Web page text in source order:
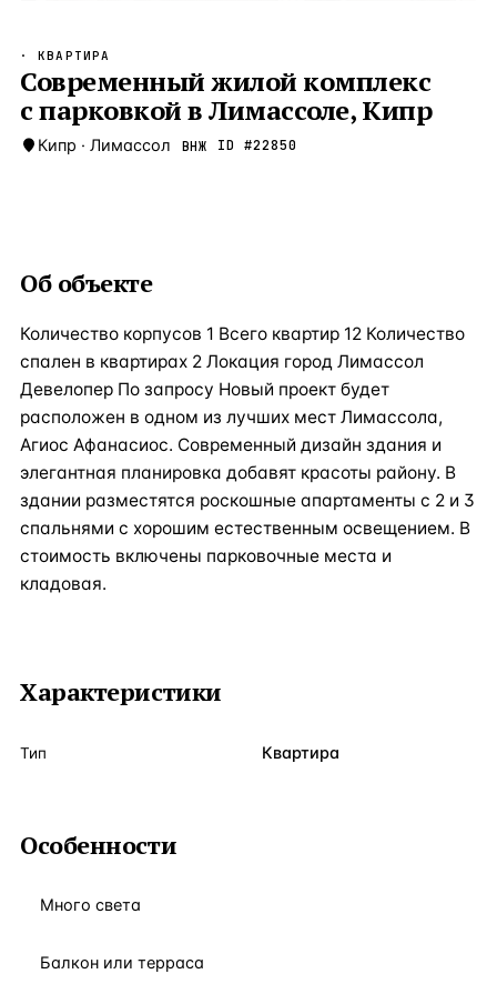
Новороссийск — Локация
Стамбул —Локация Турция · 2
Анталия
ВСЕ НАПРАВЛЕНИЯ →
· КВАРТИРА
Современный жилой комплекс
с парковкой в Лимассоле, Кипр
Кипр · Лимассол ВНЖ ID #22850
Об объекте
Количество корпусов 1 Всего квартир 12 Количество
спален в квартирах 2 Локация город Лимассол
Девелопер По запросу Новый проект будет
расположен в одном из лучших мест Лимассола,
Агиос Афанасиос. Современный дизайн здания и
элегантная планировка добавят красоты району. В
здании разместятся роскошные апартаменты с 2 и 3
спальнями с хорошим естественным освещением. В
стоимость включены парковочные места и
кладовая.
Характеристики
Тип Квартира
Особенности
Много света
Балкон или терраса